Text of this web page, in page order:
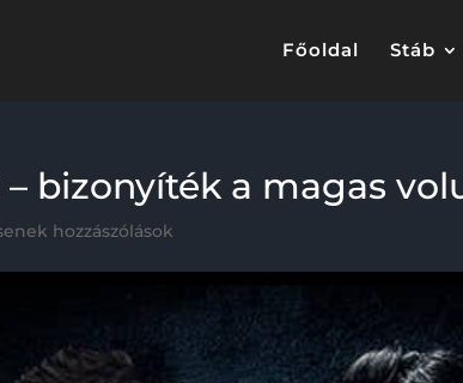
Főoldal Stáb
bizonyíték a magas
hozzászólások